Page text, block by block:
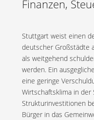
Finanzen,
Stuttgart weist einen
deutscher Großstädte
als weitgehend
werden. Ein
eine geringe
Wirtschaftsklima in der
Strukturinvestitionen
Bürger in das